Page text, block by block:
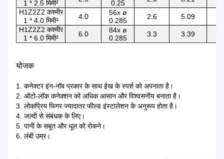
1 * 2.5 मिमी² 0.25
H1Z2Z2 कश्मीर
1 * 4.0 मिमी²
4.0
56x ø
0.285
2.6 5.09
H1Z2Z2 कश्मीर
1 * 6.0 मिमी²
6.0
84x ø
0.285
3.3 3.39
योजक
1. कनेक्टर इंन-नॉब प्रकार के साथ ईख के स्पर्श को अपनाता है।
2. ऑटो-लॉक कनेक्शन को अधिक आसान और विश्वसनीय बनाता है।
3. लोकप्रिय फिगर ज्यादातर फील्ड इंस्टालेशन के अनुरूप होता है।
4. जल्दी से संबंधक के लिए।
5. पानी के सबूत और धूल को रोकने।
6. लंबी उम्र।